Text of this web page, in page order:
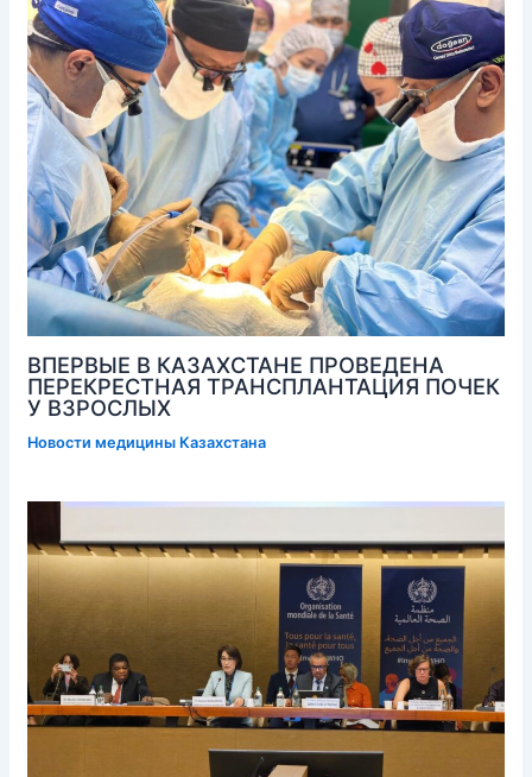
ВПЕРВЫЕ В КАЗАХСТАНЕ ПРОВЕДЕНА
ПЕРЕКРЕСТНАЯ ТРАНСПЛАНТАЦИЯ ПОЧЕК
У ВЗРОСЛЫХ
Новости медицины Казахстана